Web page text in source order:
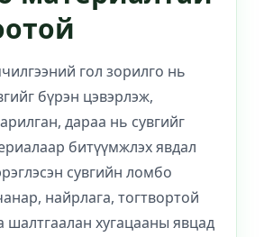
гол зорилго нь
бүрэн цэвэрлэж,
дараа нь сувгийг
битүүмжлэх явдал
сувгийн ломбо
найрлага, тогтвортой
шалтгаалан хугацааны явцад